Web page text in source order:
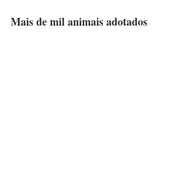
Mais de mil animais adotados